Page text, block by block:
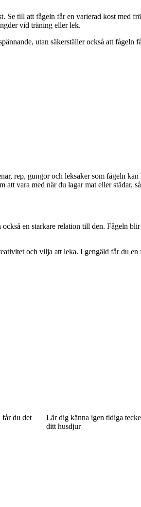
till att fågeln får en varierad kost med
vid träning eller lek.
utan säkerställer också att fågeln
rep, gungor och leksaker som fågeln kan
vara med när du lagar mat eller städar,
en starkare relation till den. Fågeln
och vilja att leka. I gengäld får du
får du det
Lär dig känna igen tidiga
ditt husdjur